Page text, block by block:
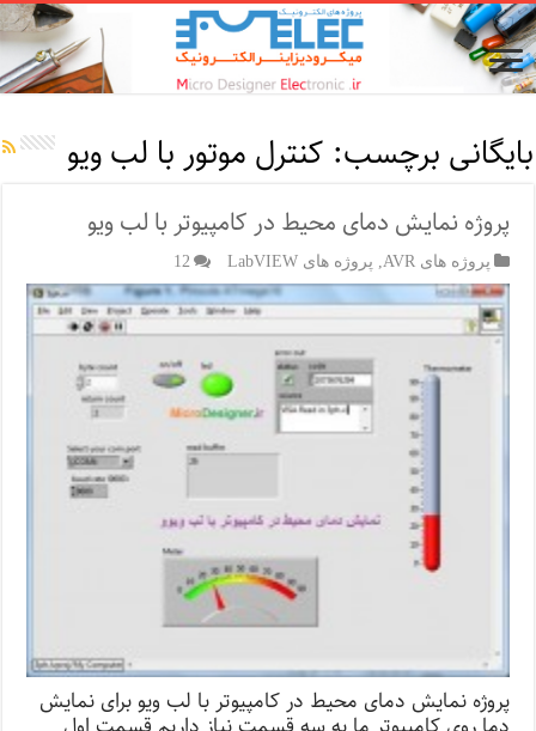
بایگانی برچسب: کنترل موتور با لب ویو
پروژه نمایش دمای محیط در کامپیوتر با لب ویو
پروژه های AVR پروژه های LabVIEW 12
پروژه نمایش دمای محیط در کامپیوتر با لب ویو برای نمایش